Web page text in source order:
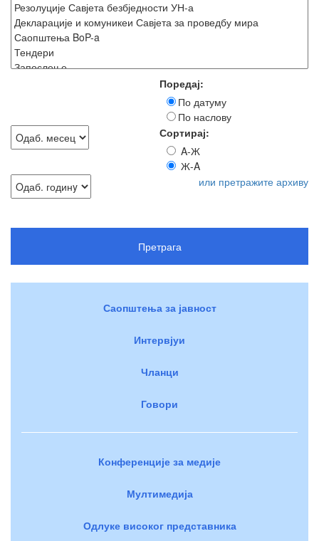
Поредај:
По датуму
По наслову
Сортирај:
A-Ж
Ж-A
или претражите архиву
Саопштења за јавност
Интервјуи
Чланци
Говори
Конференције за медије
Мултимедија
Одлуке високог представника